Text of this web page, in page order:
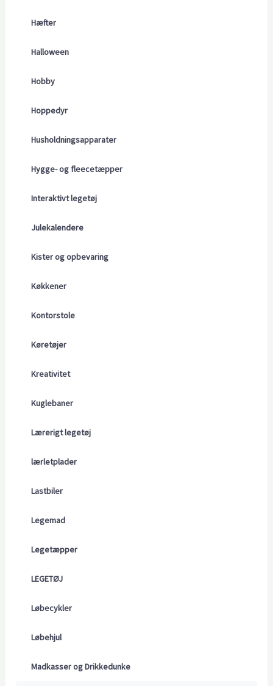
Hæfter
Halloween
Hobby
Hoppedyr
Husholdningsapparater
Hygge- og fleecetæpper
Interaktivt legetøj
Julekalendere
Kister og opbevaring
Køkkener
Kontorstole
Køretøjer
Kreativitet
Kuglebaner
Lærerigt legetøj
lærletplader
Lastbiler
Legemad
Legetæpper
LEGETØJ
Løbecykler
Løbehjul
Madkasser og Drikkedunke